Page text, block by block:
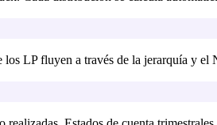
LP fluyen a través de la jerarquía y el